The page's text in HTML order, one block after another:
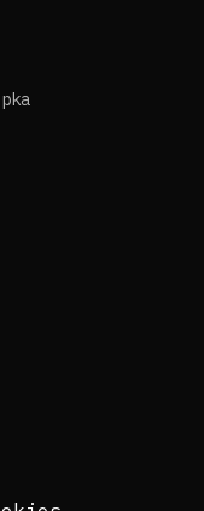
der Regel auf
auch auf
möglichst
wir
dass